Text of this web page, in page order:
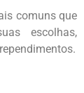
comuns que
escolhas,